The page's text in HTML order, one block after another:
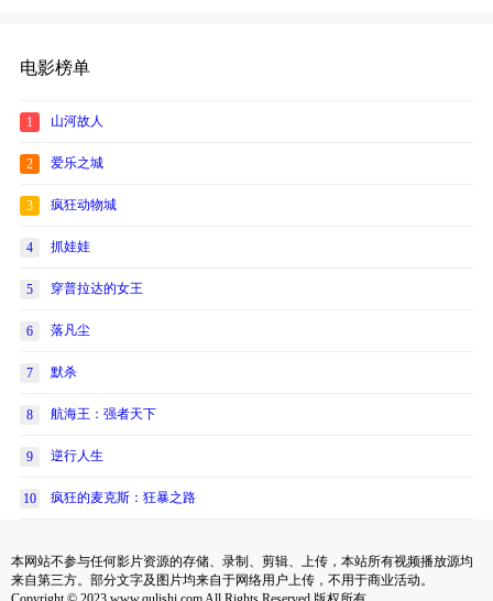
电影榜单
1 山河故人
2 爱乐之城
3 疯狂动物城
4 抓娃娃
5 穿普拉达的女王
6 落凡尘
7 默杀
8 航海王：强者天下
9 逆行人生
10 疯狂的麦克斯：狂暴之路
本网站不参与任何影片资源的存储、录制、剪辑、上传，本站所有视频播放源均
来自第三方。部分文字及图片均来自于网络用户上传，不用于商业活动。